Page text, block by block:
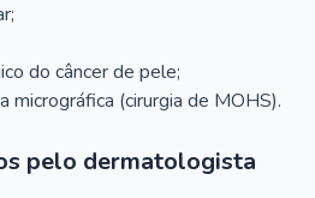
do câncer de pele;
micrográfica (cirurgia de MOHS).
pelo dermatologista